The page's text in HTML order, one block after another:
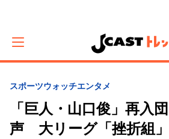
スポーツウォッチエンタメ
「巨人・山口俊」再入
声 大リーグ「挫折組